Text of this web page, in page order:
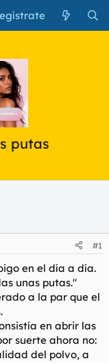
putas
#1
en el día a día.
unas putas."
a la par que el
en abrir las
suerte ahora no:
del polvo, a